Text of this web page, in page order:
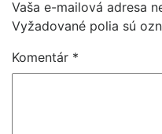
Vaša e-mailová adresa
Vyžadované polia sú
Komentár *